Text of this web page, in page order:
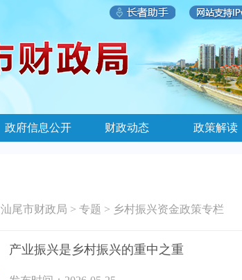
政府信息公开 财政动态 政策解读
汕尾市财政局 > 专题 > 乡村振兴资金政策专栏
产业振兴是乡村振兴的重中之重